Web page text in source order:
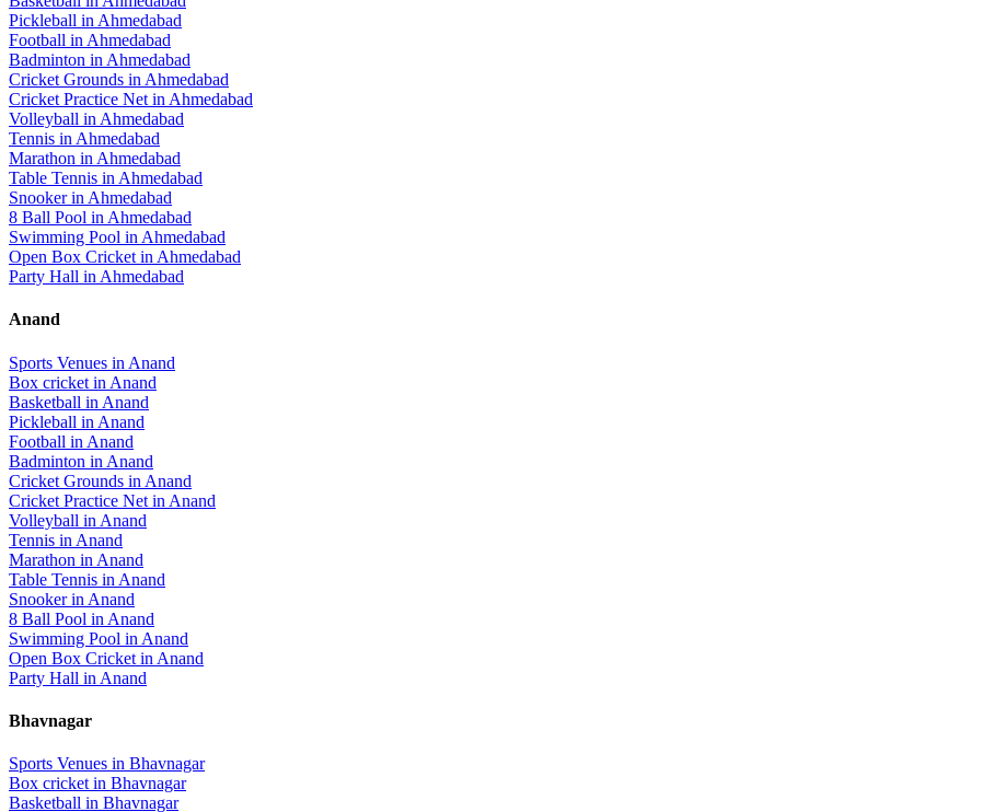
Pickleball in Ahmedabad
Football in Ahmedabad
Badminton in Ahmedabad
Cricket Grounds in Ahmedabad
Cricket Practice Net in Ahmedabad
Volleyball in Ahmedabad
Tennis in Ahmedabad
Marathon in Ahmedabad
Table Tennis in Ahmedabad
Snookerin Ahmedabad
8 Ball Pool in Ahmedabad
Swimming Pool in Ahmedabad
Open Box Cricket in Ahmedabad
Party Hall in Ahmedabad
Anand
Sports Venues in Anand
Box cricket in Anand
Basketball in Anand
Pickleball in Anand
Football in Anand
Badminton in Anand
Cricket Grounds in Anand
Cricket Practice Net in Anand
Volleyball in Anand
Tennis in Anand
Marathon in Anand
Table Tennis in Anand
Snookerin Anand
8 Ball Pool in Anand
Swimming Pool in Anand
Open Box Cricket in Anand
Party Hall in Anand
Bhavnagar
Sports Venues in Bhavnagar
Box cricket in Bhavnagar
Basketball in Bhavnagar